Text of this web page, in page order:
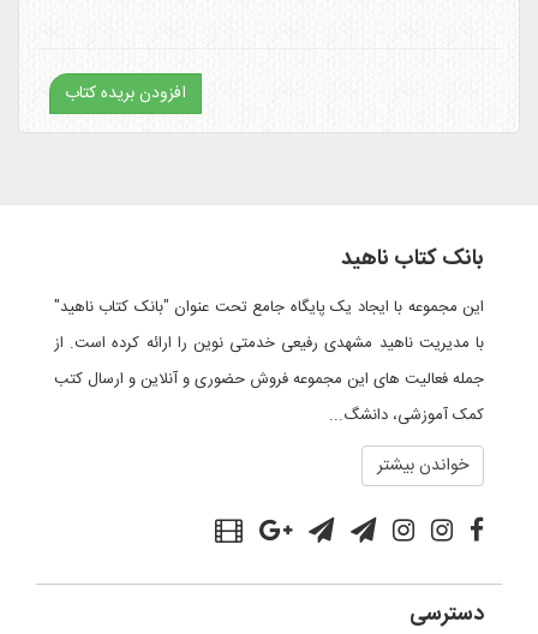
افزودن بریده کتاب
بانک کتاب ناهید
این مجموعه با ایجاد یک پایگاه جامع تحت عنوان "بانک کتاب ناهید"
با مدیریت ناهید مشهدی رفیعی خدمتی نوین را ارائه کرده است. از
جمله فعالیت های این مجموعه فروش حضوری و آنلاین و ارسال کتب
کمک آموزشی، دانشگ...
خواندن بیشتر
دسترسی